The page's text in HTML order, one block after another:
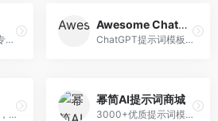
提示词优化工具，专注于提示词质量提升。面向AI用户，提供提示词优化、效果测试、版本对比等服务，提示词优化专业。
Awesome ChatGPT Prompts
ChatGPT提示词模板库，专注于实用提示词收集。面向ChatGPT用户，提供提示词模板、使用场景、效果展示等资源，模板实用性强。
Prompt编写者工具，专注于提示词创作辅助。面向提示词创作者，提供提示词编辑、测试、分享等服务，创作工具完善。
幂简AI提示词商城
3000+优质提示词模板平台，专注于中文提示词。面向中文AI用户，提供提示词模板、分类检索、一键使用等服务，中文提示词丰富。